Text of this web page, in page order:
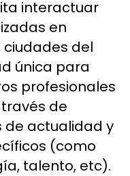
interactuar
en
ciudades del
única para
profesionales
de
de actualidad y
(como
talento, etc).